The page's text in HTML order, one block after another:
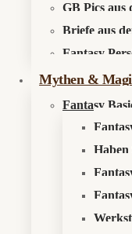
GB Pics aus
Briefe aus
Fantasy
Mythen &
Fantasy
Haben
Rudy-DLC bringt
Wenn
Monster